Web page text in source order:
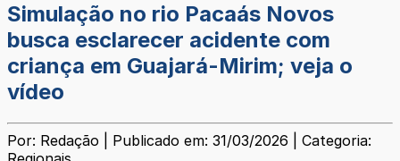
Simulação no rio Pacaás Novos
busca esclarecer acidente com
criança em Guajará-Mirim; veja o
vídeo
Por: Redação | Publicado em: 31/03/2026 | Categoria: